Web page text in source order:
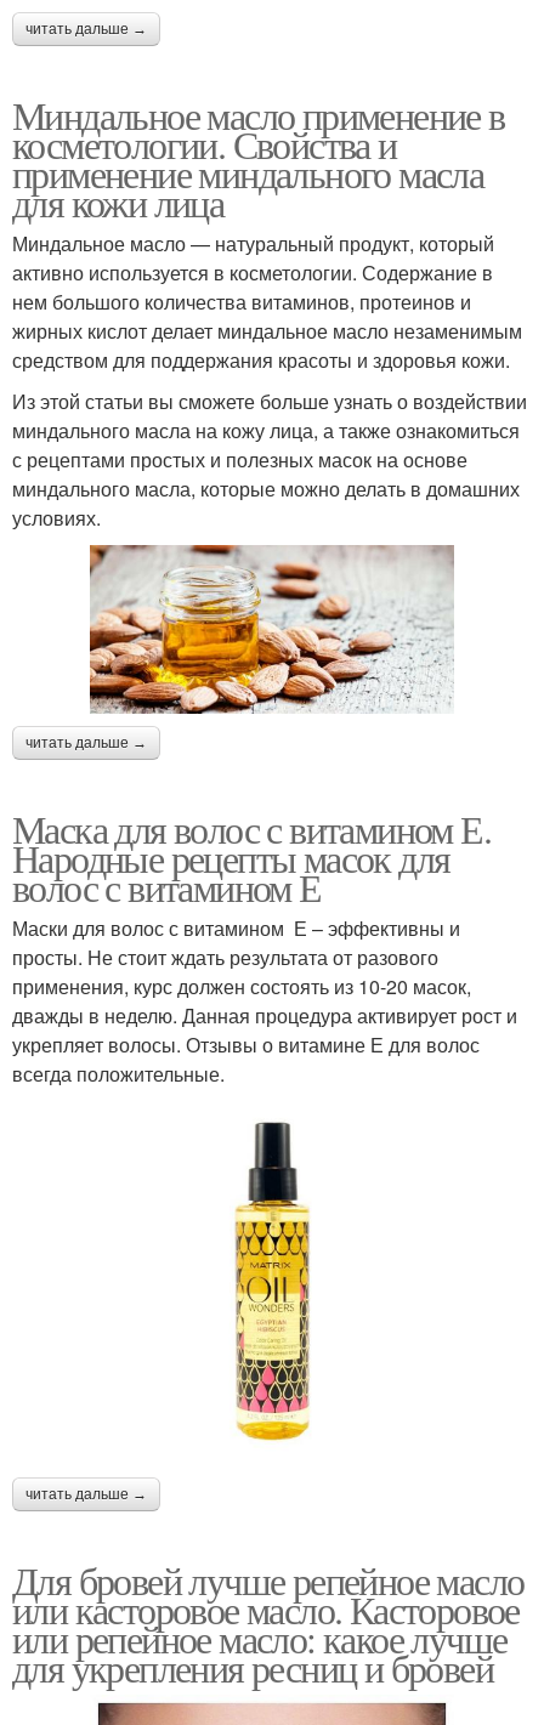
читать дальше →
Миндальное масло применение в
косметологии. Свойства и
применение миндального масла
для кожи лица
Миндальное масло — натуральный продукт, который
активно используется в косметологии. Содержание в
нем большого количества витаминов, протеинов и
жирных кислот делает миндальное масло незаменимым
средством для поддержания красоты и здоровья кожи.
Из этой статьи вы сможете больше узнать о воздействии
миндального масла на кожу лица, а также ознакомиться
с рецептами простых и полезных масок на основе
миндального масла, которые можно делать в домашних
условиях.
читать дальше →
Маска для волос с витамином Е.
Народные рецепты масок для
волос с витамином Е
Маски для волос с витамином Е – эффективны и
просты. Не стоит ждать результата от разового
применения, курс должен состоять из 10-20 масок,
дважды в неделю. Данная процедура активирует рост и
укрепляет волосы. Отзывы о витамине Е для волос
всегда положительные.
читать дальше →
Для бровей лучше репейное масло
или касторовое масло. Касторовое
или репейное масло: какое лучше
для укрепления ресниц и бровей